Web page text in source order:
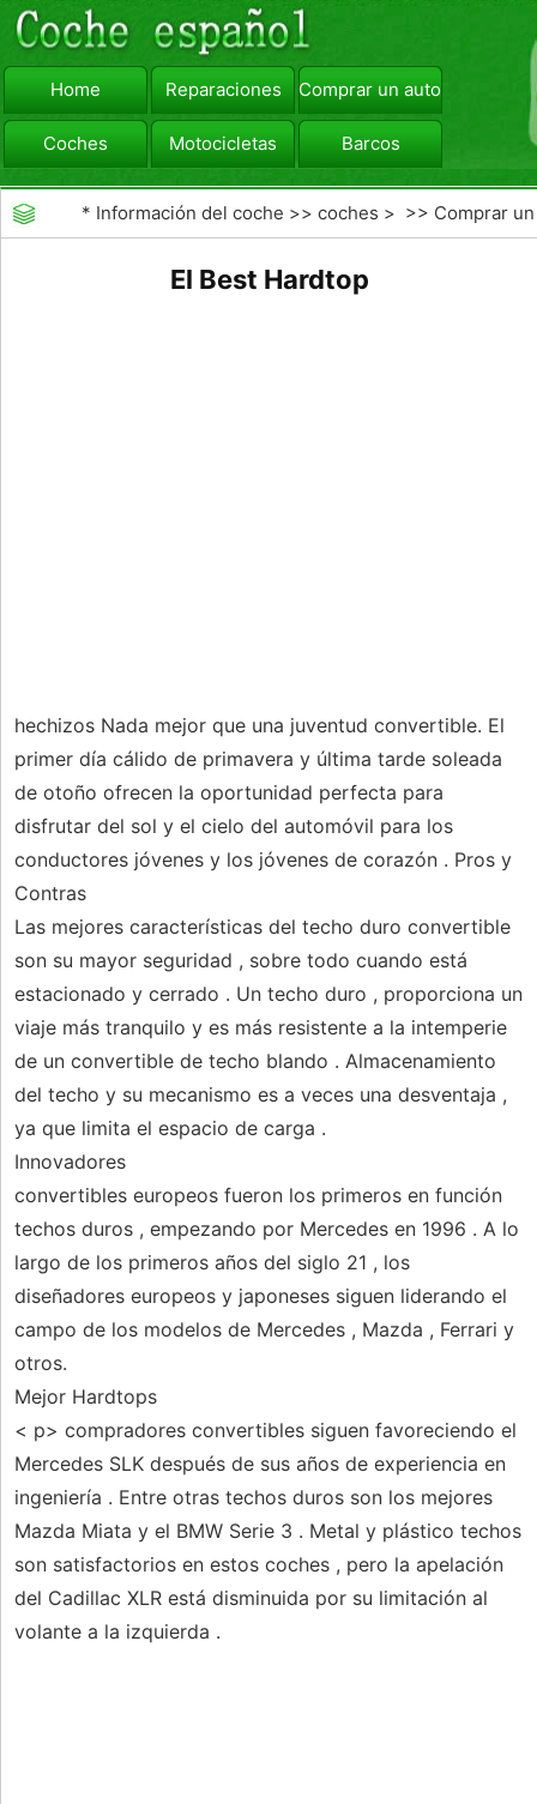
Home Reparaciones Comprar un automóvil
Coches Motocicletas Barcos
viajar Camiones
* Información del coche >>coches > >> Comprar un
El Best Hardtop
hechizos Nada mejor que una juventud convertible. El
primer día cálido de primavera y última tarde soleada
de otoño ofrecen la oportunidad perfecta para
disfrutar del sol y el cielo del automóvil para los
conductores jóvenes y los jóvenes de corazón . Pros y
Contras
Las mejores características del techo duro convertible
son su mayor seguridad , sobre todo cuando está
estacionado y cerrado . Un techo duro , proporciona un
viaje más tranquilo y es más resistente a la intemperie
de un convertible de techo blando . Almacenamiento
del techo y su mecanismo es a veces una desventaja ,
ya que limita el espacio de carga .
Innovadores
convertibles europeos fueron los primeros en función
techos duros , empezando por Mercedes en 1996 . A lo
largo de los primeros años del siglo 21 , los
diseñadores europeos y japoneses siguen liderando el
campo de los modelos de Mercedes , Mazda , Ferrari y
otros.
Mejor Hardtops
< p> compradores convertibles siguen favoreciendo el
Mercedes SLK después de sus años de experiencia en
ingeniería . Entre otras techos duros son los mejores
Mazda Miata y el BMW Serie 3 . Metal y plástico techos
son satisfactorios en estos coches , pero la apelación
del Cadillac XLR está disminuida por su limitación al
volante a la izquierda .